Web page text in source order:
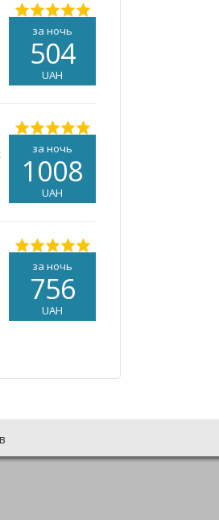
за ночь
504
UAH
(210 км.)
за ночь
1008
UAH
км.)
за ночь
756
UAH
км.)